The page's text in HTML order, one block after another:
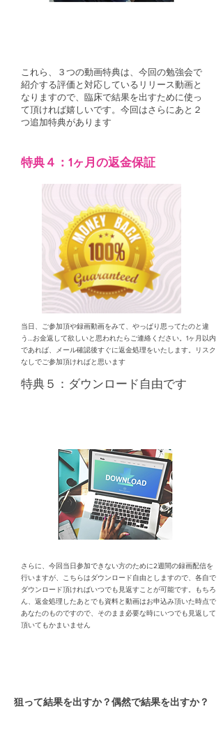
​これら、３つの動画特典は、今回の勉強会で
紹介する評価と対応しているリリース動画と
なりますので、臨床で結果を出すために使っ
て頂ければ嬉しいです。今回はさらにあと２
つ追加特典があります
特典４：1ヶ月の返金保証
当日、ご参加頂や録画動画をみて、やっぱり思ってたのと違
う…お金返して欲しいと思われたらご連絡ください。1ヶ月以内
であれば、メール確認後すぐに返金処理をいたします。リスク
なしでご参加頂ければと思います
​特典５：ダウンロード自由です
​さらに、今回当日参加できない方のために2週間の録画配信を
行いますが、こちらはダウンロード自由としますので、各自で
ダウンロード頂ければいつでも見返すことが可能です。もちろ
ん、返金処理したあとでも資料と動画はお申込み頂いた時点で
あなたのものですので、そのまま必要な時にいつでも見返して
頂いてもかまいません
狙って結果を出すか？偶然で結果を出すか？